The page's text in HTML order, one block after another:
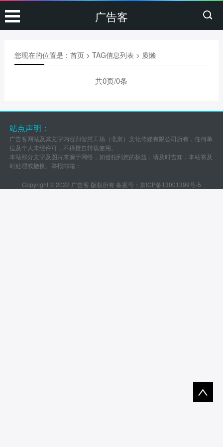
广告客
您现在的位置是： 首页> TAG信息列表 > 质懒
共0页/0条
站点声明：
广告客网站及其文字内容归智慧工场（北京）文化传媒有限公司所有，任何单
位及个人未经许可，不得擅自转载使用。
本站部分文字及图片来源于网络，如侵犯到您的权益，请及时告知，本站将及
时处理或撤换。举报邮箱：
Copyright © 2022 广告客 版权所有 备案号： 京ICP备13001399号-5